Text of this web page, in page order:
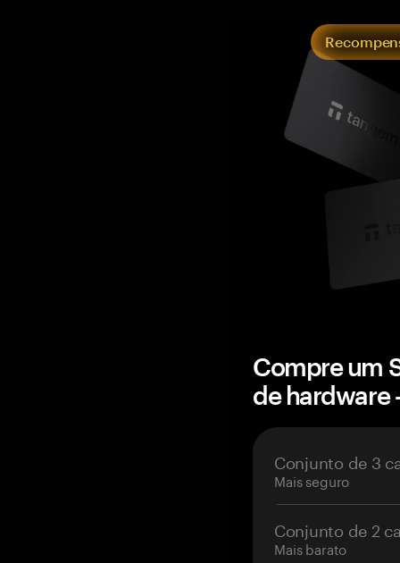
Compre um
de hardware
Conjunto de 3
Mais seguro
Conjunto de 2
Mais barato